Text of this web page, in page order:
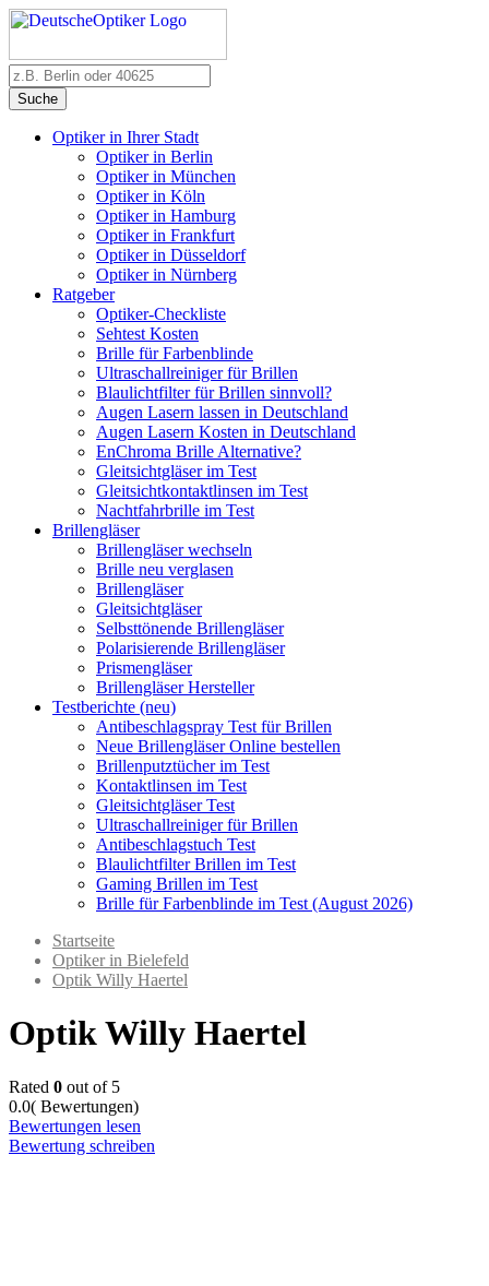
Suche
Optiker in Ihrer Stadt
Optiker in Berlin
Optiker in München
Optiker in Köln
Optiker in Hamburg
Optiker in Frankfurt
Optiker in Düsseldorf
Optiker in Nürnberg
Ratgeber
Optiker-Checkliste
Sehtest Kosten
Brille für Farbenblinde
Ultraschallreiniger für Brillen
Blaulichtfilter für Brillen sinnvoll?
Augen Lasern lassen in Deutschland
Augen Lasern Kosten in Deutschland
EnChroma Brille Alternative?
Gleitsichtgläser im Test
Gleitsichtkontaktlinsen im Test
Nachtfahrbrille im Test
Brillengläser
Brillengläser wechseln
Brille neu verglasen
Brillengläser
Gleitsichtgläser
Selbsttönende Brillengläser
Polarisierende Brillengläser
Prismengläser
Brillengläser Hersteller
Testberichte (neu)
Antibeschlagspray Test für Brillen
Neue Brillengläser Online bestellen
Brillenputztücher im Test
Kontaktlinsen im Test
Gleitsichtgläser Test
Ultraschallreiniger für Brillen
Antibeschlagstuch Test
Blaulichtfilter Brillen im Test
Gaming Brillen im Test
Brille für Farbenblinde im Test (August 2026)
Startseite
Optiker in Bielefeld
Optik Willy Haertel
Optik Willy Haertel
Rated 0 out of 5
0.0( Bewertungen)
Bewertungen lesen
Bewertung schreiben